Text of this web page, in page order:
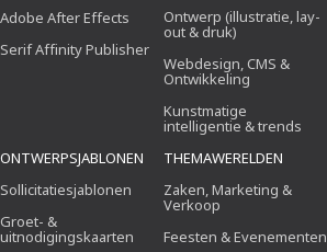
Adobe After Effects
Serif Affinity Publisher
Ontwerp (illustratie, lay-
out & druk)
Webdesign, CMS &
Ontwikkeling
Kunstmatige
intelligentie & trends
ONTWERPSJABLONEN
Sollicitatiesjablonen
Groet- &
uitnodigingskaarten
THEMAWERELDEN
Zaken, Marketing &
Verkoop
Feesten & Evenementen